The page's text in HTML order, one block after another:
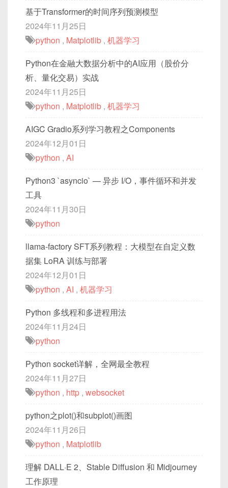
基于Transformer的时间序列预测模型
2024年11月25日
python , Matplotlib , 机器学习
Python在金融大数据分析中的AI应用（股价分
析、量化交易）实战
2024年11月25日
python , Matplotlib , 机器学习
AIGC Gradio系列学习教程之Components
2024年12月01日
python , AI
Python3 `asyncio` — 异步 I/O，事件循环和并发
工具
2024年11月30日
python
llama-factory SFT系列教程：大模型在自定义数
据集 LoRA 训练与部署
2024年12月01日
python , AI , 机器学习
Python 多线程和多进程用法
2024年11月24日
python
Python socket详解，全网最全教程
2024年11月27日
python , http , websocket
python之plot()和subplot()画图
2024年11月26日
python , Matplotlib
理解 DALL·E 2、Stable Diffusion 和 Midjourney
工作原理